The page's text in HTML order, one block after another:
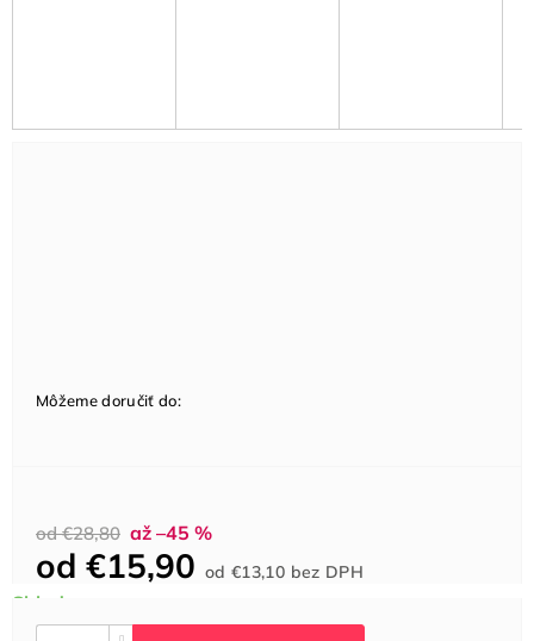
od €28,80 až –45 %
od €15,90 od€13,10 bez DPHcena:
Môžeme doručiť do: